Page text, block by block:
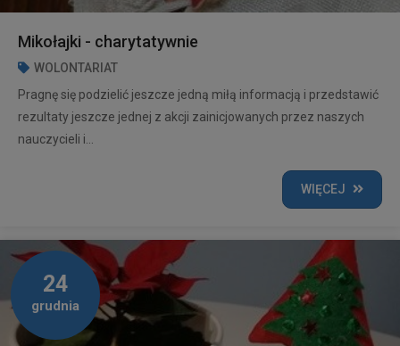
Mikołajki - charytatywnie
WOLONTARIAT
Pragnę się podzielić jeszcze jedną miłą informacją i przedstawić
rezultaty jeszcze jednej z akcji zainicjowanych przez naszych
nauczycieli i...
WIĘCEJ
24
grudnia